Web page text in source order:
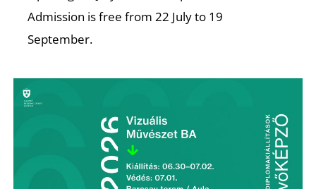
Admission is free from 22 July to 19
September.